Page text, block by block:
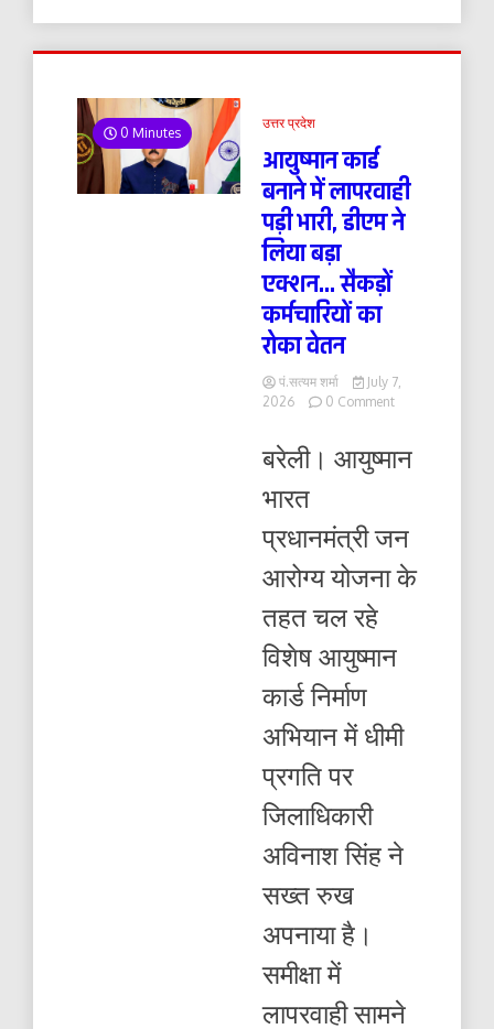
0 Minutes
उत्तर प्रदेश
आयुष्मान कार्ड
बनाने में लापरवाही
पड़ी भारी, डीएम ने
लिया बड़ा
एक्शन… सैकड़ों
कर्मचारियों का
रोका वेतन
पं.सत्यम शर्मा
July 7,
2026
0 Commenton
बनाने
भारी,
डीएम
ने
सैकड़ों
वेतन
बरेली। आयुष्मान
भारत
प्रधानमंत्री जन
आरोग्य योजना के
तहत चल रहे
विशेष आयुष्मान
कार्ड निर्माण
अभियान में धीमी
प्रगति पर
जिलाधिकारी
अविनाश सिंह ने
सख्त रुख
अपनाया है।
समीक्षा में
लापरवाही सामने